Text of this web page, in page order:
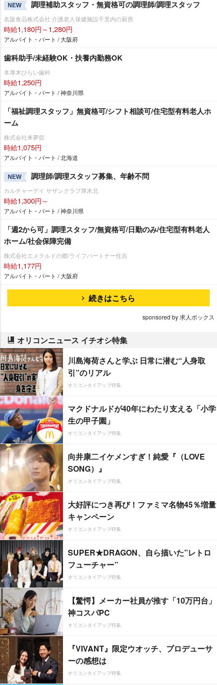
NEW 調理補助スタッフ・無資格可の調理師/調理スタッフ
名阪食品株式会社 介護老人保健施設千里内の厨房
時給1,180円～1,280円
アルバイト・パート / 大阪府
歯科助手/未経験OK・扶養内勤務OK
本厚木ひらい歯科
時給1,250円
アルバイト・パート / 神奈川県
「福祉調理スタッフ」無資格可/シフト相談可/住宅型有料老人ホ
ーム
株式会社来夢舘
時給1,075円
アルバイト・パート / 北海道
NEW 調理師/調理スタッフ募集、年齢不問
カルチャーデイ サザンクラブ厚木北
時給1,300円～
アルバイト・パート / 神奈川県
「週2から可」調理スタッフ/無資格可/日勤のみ/住宅型有料老人
ホーム/社会保障完備
株式会社エメラルドの郷/ライフパートナー住吉
時給1,177円
アルバイト・パート / 大阪府
続きはこちら
sponsored by 求人ボックス
オリコンニュース イチオシ特集
川島海荷さんと学ぶ 日常に潜む“人身取
引”のリアル
オリコンタイアップ特集
マクドナルドが40年にわたり支える「小学
生の甲子園」
オリコンタイアップ特集
向井康二イケメンすぎ！純愛『（LOVE
SONG）』
オリコンタイアップ特集
大好評につき再び！ファミマ名物45％増量
キャンペーン
オリコンタイアップ特集
SUPER★DRAGON、自ら描いた”レトロ
フューチャー”
オリコンタイアップ特集
【驚愕】メーカー社員が推す「10万円台」
神コスパPC
オリコンタイアップ特集
『VIVANT』限定ウオッチ、プロデューサ
ーの感想は
オリコンタイアップ特集